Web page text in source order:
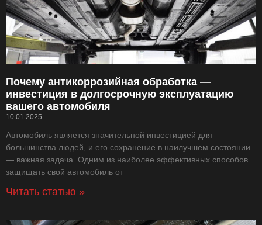
Почему антикоррозийная обработка —
инвестиция в долгосрочную эксплуатацию
вашего автомобиля
10.01.2025
Автомобиль является значительной инвестицией для
большинства людей, и его сохранение в наилучшем состоянии
— важная задача. Одним из наиболее эффективных способов
защищать свой автомобиль от
Читать статью »